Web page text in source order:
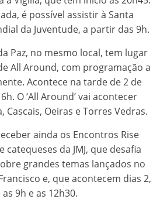
é possível assistir à Santa
da Juventude, a partir das 9h.
Paz, no mesmo local, tem lugar
All Around, com programação a
Acontece na tarde de 2 de
O ‘All Around’ vai acontecer
Cascais, Oeiras e Torres Vedras.
ainda os Encontros Rise
da JMJ, que desafia
grandes temas lançados no
e, que acontecem dias 2,
9h e as 12h30.